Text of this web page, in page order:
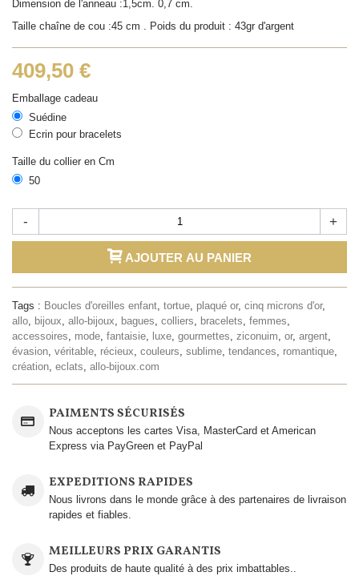
Dimension de l'anneau :1,5cm. 0,7 cm.
Taille chaîne de cou :45 cm . Poids du produit : 43gr d'argent
409,50 €
Emballage cadeau
Suédine
Ecrin pour bracelets
Taille du collier en Cm
50
- +
AJOUTER AU PANIER
Tags : Boucles d'oreilles enfant, tortue, plaqué or, cinq microns d'or,
allo, bijoux, allo-bijoux, bagues, colliers, bracelets, femmes,
accessoires, mode, fantaisie, luxe, gourmettes, ziconuim, or, argent,
évasion, véritable, récieux, couleurs, sublime, tendances, romantique,
création, eclats, allo-bijoux.com
PAIMENTS SÉCURISÉS
Nous acceptons les cartes Visa, MasterCard et American
Express via PayGreen et PayPal
EXPEDITIONS RAPIDES
Nous livrons dans le monde grâce à des partenaires de livraison
rapides et fiables.
MEILLEURS PRIX GARANTIS
Des produits de haute qualité à des prix imbattables..